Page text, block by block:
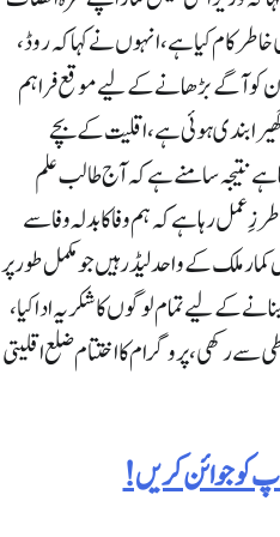
کام کیا ہے، انہوں نے کہا کہ روڈ ،
کو آگے بڑھانے کے لیے موقع فراہم
بندی ہوئی ہے، اقلیت کے بچے
ہے نتیجہ سامنے ہے کہ آج طالب علم
عمل رہا ہے کہ ہم وفا کا بدلہ وفا سے
ملک کے واحد لیڈر ہیں جو مکمل طور پر
کے لیے تمام لوگوں کا شکریہ ادا کیا،
رکھی، پروگرام کا اختتام ضلع اقلیتی
کو جوائن کریں!